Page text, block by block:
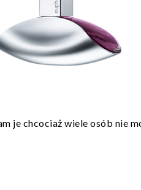
je chcociaż wiele osób nie